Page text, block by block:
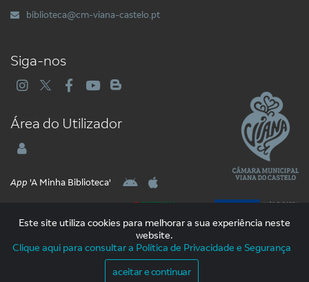
biblioteca@cm-viana-castelo.pt
Siga-nos
Área do Utilizador
App 'A Minha Biblioteca'
2026 Libware - Tecnologias de Informação e Documentação. Todos os
Direitos Reservados
Este site utiliza cookies para melhorar a sua experiência neste
website.
Clique aqui para consultar a Política de Privacidade e Segurança
aceitar e continuar